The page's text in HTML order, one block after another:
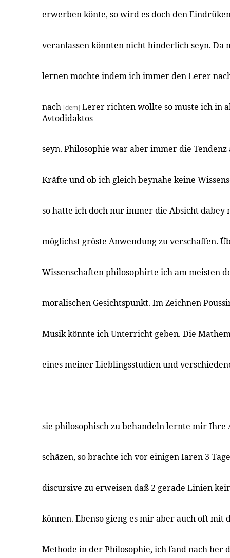
erwerben könte, so wird es doch den
veranlassen könnten nicht hinderlich seyn. Da
lernen mochte indem ich immer den Lerer
nach [dem] Lerer richten wollte so muste ich in
Avtodidaktos
seyn. Philosophie war aber immer die
Kräfte und ob ich gleich beynahe keine
so hatte ich doch nur immer die Absicht dabey
möglichst gröste Anwendung zu verschaffen.
Wissenschaften philosophirte ich am meisten
moralischen Gesichtspunkt. Im Zeichnen
Musik könnte ich Unterricht geben. Die
eines meiner Lieblingsstudien und
sie philosophisch zu behandeln lernte mir
schäzen, so brachte ich vor einigen Iaren 3
discursive zu erweisen daß 2 gerade Linien
können. Ebenso gieng es mir aber auch oft mit
Methode in der Philosophie, ich fand nach her